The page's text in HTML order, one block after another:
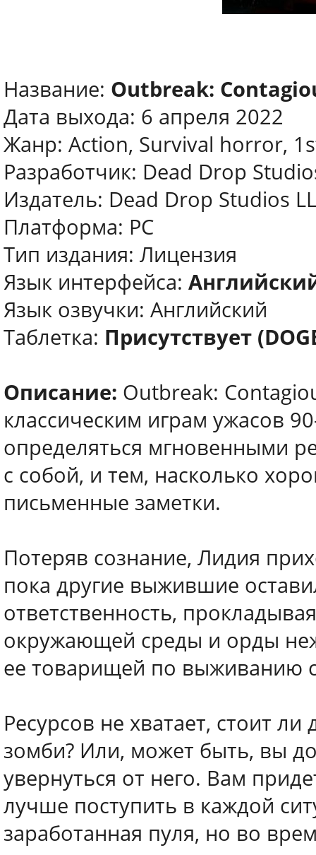
Название: Outbreak:
Дата выхода: 6 апреля 2022
Жанр: Action, Survival horror,
Разработчик: Dead Drop
Издатель: Dead Drop Studios
Платформа: PC
Тип издания: Лицензия
Язык интерфейса:
Язык озвучки: Английский
Таблетка: Присутствует
Описание: Outbreak:
классическим играм ужасов
определяться мгновенными
с собой, и тем, насколько
письменные заметки.
Потеряв сознание, Лидия
пока другие выжившие
ответственность,
окружающей среды и орды
ее товарищей по выживанию
Ресурсов не хватает, стоит
зомби? Или, может быть, вы
увернуться от него. Вам
лучше поступить в каждой
заработанная пуля, но во